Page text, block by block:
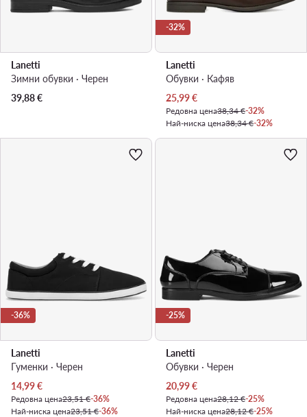
Lanetti
Зимни обувки · Черен
39,88€
-32%
Lanetti
Обувки · Кафяв
Актуална цена
25,99€
Редовна цена38,34 €-32%
Най-ниска цена38,34 €-32%
-36%
Lanetti
Гуменки · Черен
Актуална цена
14,99€
Редовна цена23,51 €-36%
Най-ниска цена23,51 €-36%
-25%
Lanetti
Обувки · Черен
Актуална цена
20,99€
Редовна цена28,12 €-25%
Най-ниска цена28,12 €-25%